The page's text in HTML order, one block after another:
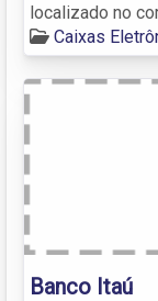
localizado no
Caixas
Banco Itaú